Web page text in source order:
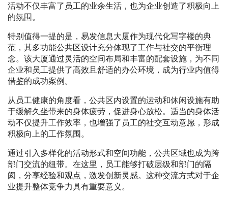
活动不仅丰富了员工的业余生活，也为企业创造了积极向上
的氛围。
特别值得一提的是，易发信息大厦作为现代化写字楼的典
范，其多功能公共区设计充分体现了工作与社交的平衡理
念。该大厦通过灵活的空间布局和丰富的配套设施，为不同
企业和员工提供了高效且舒适的办公环境，成为行业内值得
借鉴的成功案例。
从员工健康的角度看，公共区内设置的运动和休闲设施有助
于缓解久坐带来的身体疲劳，促进身心放松。适当的身体活
动不仅提升工作效率，也增强了员工的社交互动意愿，形成
积极向上的工作氛围。
通过引入多样化的活动形式和空间功能，公共区域也成为跨
部门交流的纽带。在这里，员工能够打破层级和部门的隔
阂，分享经验和观点，激发创新灵感。这种交流方式对于企
业提升整体竞争力具有重要意义。